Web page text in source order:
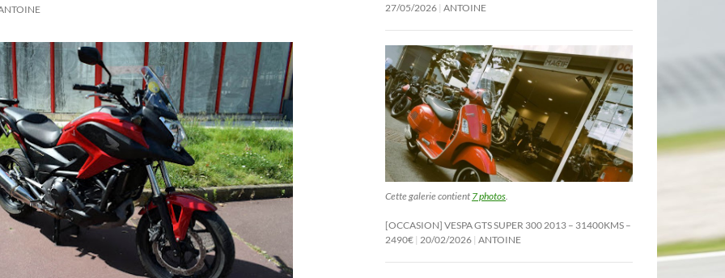
27/05/2026 ANTOINE
Cette galerie contient 7 photos.
[OCCASION] VESPA GTS SUPER 300 2013 – 31400KMS –
2490€ 20/02/2026 ANTOINE